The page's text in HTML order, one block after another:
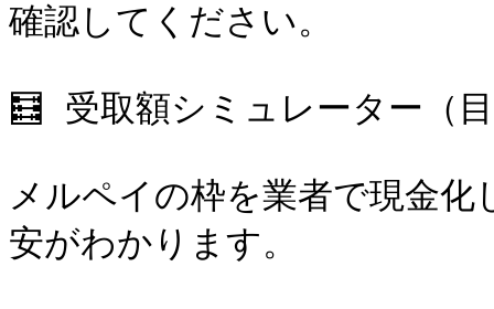
確認してください。
🧮 受取額シミュレーター（
メルペイの枠を業者で現金
安がわかります。